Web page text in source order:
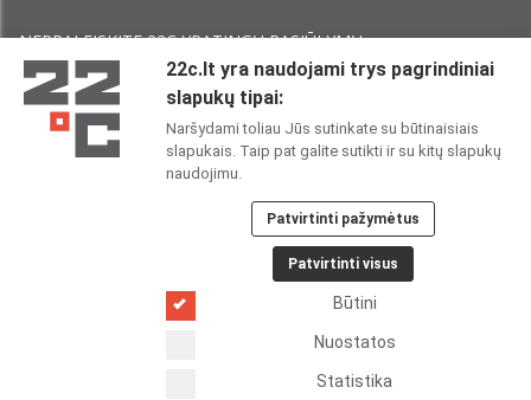
NEPRALEISKITE 22С YPATINGŲ PASIŪLYMŲ:
Perskaičiau ir sutinku su 22CPrivatumo politika
22C SOCIALINIUOSE TINKLUOSE:
Copyright 2026
22c.lt yra naudojami trys pagrindiniai
slapukų tipai:
Naršydami toliau Jūs sutinkate su būtinaisiais
slapukais. Taip pat galite sutikti ir su kitų slapukų
naudojimu.
Patvirtinti pažymėtus
Patvirtinti visus
Būtini
Nuostatos
Statistika